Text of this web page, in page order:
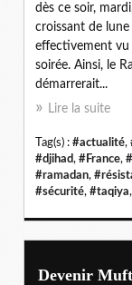
dès ce soir,
croissant de lune
effectivement vu
soirée. Ainsi, le
démarrerait...
Lire la suite
Tag(s) : #actualité,
#djihad, #France,
#ramadan,
#sécurité, #taqiya,
Devenir